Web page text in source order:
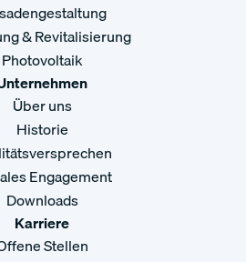
& Revitalisierung
Photovoltaik
Über uns
Historie
Engagement
Downloads
Karriere
Stellen